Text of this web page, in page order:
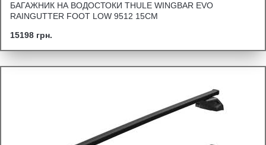
БАГАЖНИК НА ВОДОСТОКИ THULE WINGBAR EVO
RAINGUTTER FOOT LOW 9512 15СМ
15198 грн.